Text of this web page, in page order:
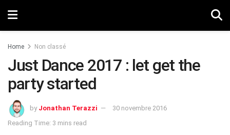
Home Non classé
Just Dance 2017 : let get the
party started
by Jonathan Terazzi
30 novembre 2016
Reading Time: 3 mins read